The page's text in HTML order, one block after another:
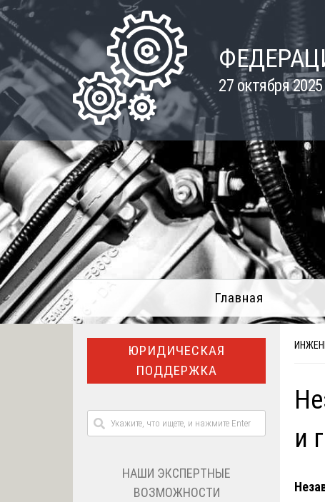
Skip
content
27 октября
Главная
и
ЮРИДИЧЕСКАЯ
ПОДДЕРЖКА
НАШИ ЭКСПЕРТНЫЕ
ВОЗМОЖНОСТИ